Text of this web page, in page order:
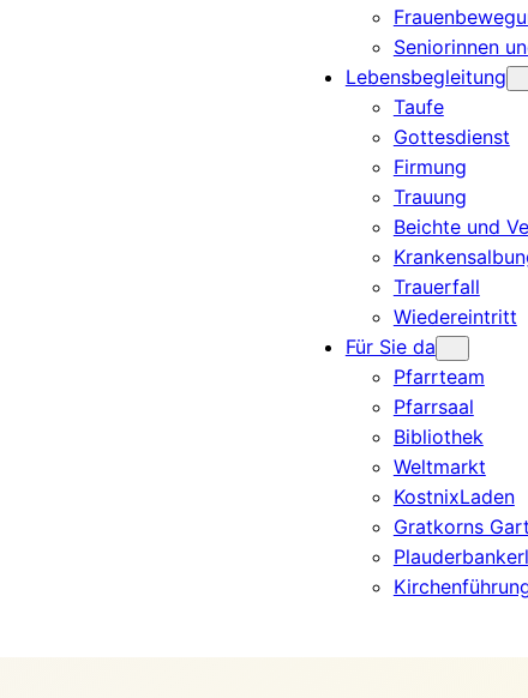
Seniorinnen
Lebensbegleitung
Taufe
Gottesdienst
Firmung
Trauung
Beichte und
Trauerfall
Wiedereintritt
Für Sie da
Pfarrteam
Pfarrsaal
Bibliothek
Weltmarkt
KostnixLaden
Gratkorns
Plauderbankerl